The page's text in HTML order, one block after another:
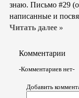
знаю. Письмо #29
написанные и
Читать далее »
Комментарии
-Комментариев нет-
Добавить